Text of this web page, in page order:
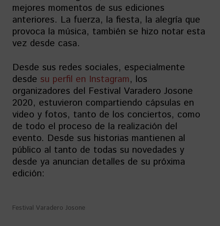
mejores momentos de sus ediciones
anteriores. La fuerza, la fiesta, la alegría que
provoca la música, también se hizo notar esta
vez desde casa.
Desde sus redes sociales, especialmente
desde su perfil en Instagram, los
organizadores del Festival Varadero Josone
2020, estuvieron compartiendo cápsulas en
video y fotos, tanto de los conciertos, como
de todo el proceso de la realización del
evento. Desde sus historias mantienen al
público al tanto de todas su novedades y
desde ya anuncian detalles de su próxima
edición:
Festival Varadero Josone